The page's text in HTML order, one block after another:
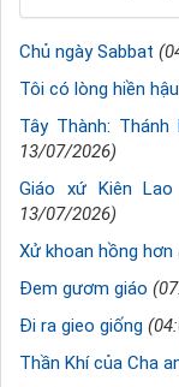
Chủ ngày Sabbat
Tôi có lòng hiền hậu
Tây Thành:
13/07/2026)
Giáo xứ Kiên
13/07/2026)
Xử khoan hồng hơn
Đem gươm giáo
Đi ra gieo giống
Thần Khí của Cha